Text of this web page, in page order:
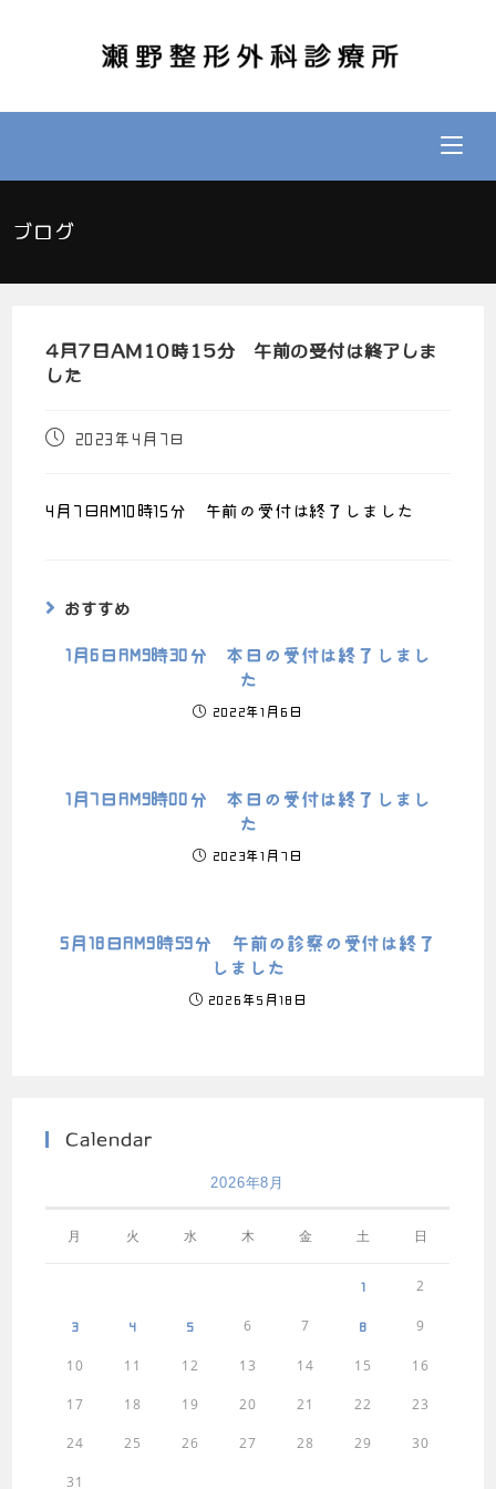
ブログ
4月7日AM10時15分 午前の受付は終了しま
した
2023年4月7日
4月7日AM10時15分 午前の受付は終了しました
おすすめ
1月6日AM9時30分 本日の受付は終了しまし
た
2022年1月6日
1月7日AM9時00分 本日の受付は終了しまし
た
2023年1月7日
5月18日AM9時59分 午前の診察の受付は終了
しました
2026年5月18日
Calendar
2026年8月
月 火 水 木 金 土 日
1 2
3 4 5 6 7 8 9
10 11 12 13 14 15 16
17 18 19 20 21 22 23
24 25 26 27 28 29 30
31